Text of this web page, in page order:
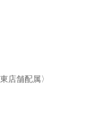
店舗配属〉